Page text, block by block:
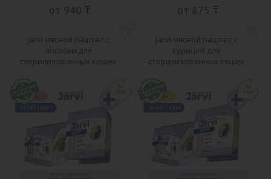
от 940 ₸ от 875 ₸
Jarvi мясной паштет с
лососем для
стерилизованных кошек
Jarvi мясной паштет с
курицей для
стерилизованных кошек